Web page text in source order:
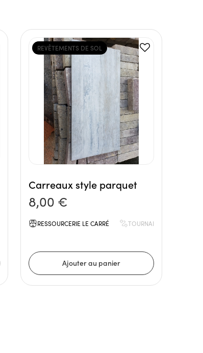
REVÊTEMENTS DE SOL
Carreaux style parquet
8,00 €
RESSOURCERIE LE CARRÉ TOURNAI